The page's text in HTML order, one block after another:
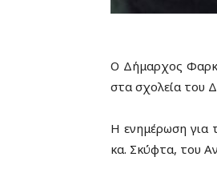
Ο Δήμαρχος
στα σχολεία του
Η ενημέρωση για
κα. Σκύφτα, του